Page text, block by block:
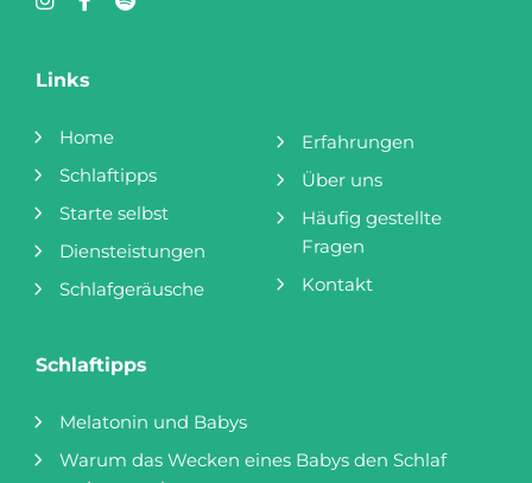
Links
Home
Schlaftipps
Starte selbst
Diensteistungen
Schlafgeräusche
Erfahrungen
Über uns
Fragen
Kontakt
Schlaftipps
Melatonin und Babys
Warum das Wecken eines Babys den Schlaf